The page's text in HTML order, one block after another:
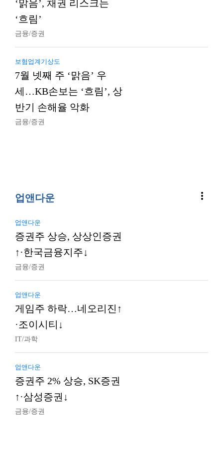
‘맑음’, 채권 리스크는
‘흐림’
금융/증권
보험업계기상도
7월 넷째 주 ‘맑음’ 우
세…KB손보는 ‘흐림’, 상
반기 손해율 악화
금융/증권
업앤다운 more_vert
업앤다운
증권주 상승, 상상인증권
↑·한국금융지주↓
금융/증권
업앤다운
게임주 하락…네오리진↑
·조이시티↓
IT/과학
업앤다운
증권주 2% 상승, SK증권
↑·삼성증권↓
금융/증권